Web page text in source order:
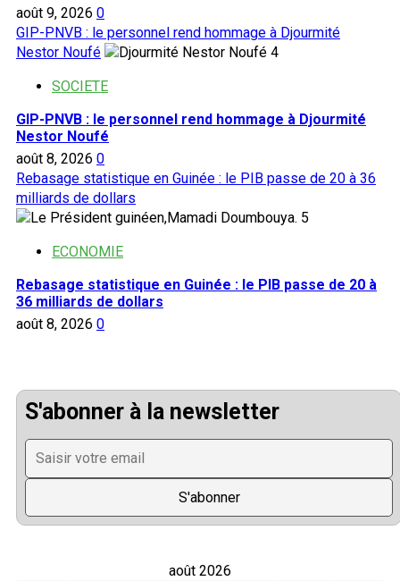
août 9, 2026 0
GIP-PNVB : le personnel rend hommage à Djourmité
Nestor Noufé
4
SOCIETE
GIP-PNVB : le personnel rend hommage à Djourmité
Nestor Noufé
août 8, 2026 0
Rebasage statistique en Guinée : le PIB passe de 20 à 36
milliards de dollars
5
ECONOMIE
Rebasage statistique en Guinée : le PIB passe de 20 à
36 milliards de dollars
août 8, 2026 0
S'abonner à la newsletter
août 2026